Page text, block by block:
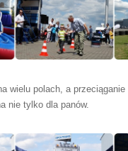
wielu polach, a
nie tylko dla panów.